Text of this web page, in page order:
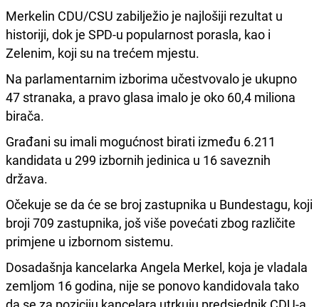
Merkelin CDU/CSU zabilježio je najlošiji rezultat u
historiji, dok je SPD-u popularnost porasla, kao i
Zelenim, koji su na trećem mjestu.
Na parlamentarnim izborima učestvovalo je ukupno
47 stranaka, a pravo glasa imalo je oko 60,4 miliona
birača.
Građani su imali mogućnost birati između 6.211
kandidata u 299 izbornih jedinica u 16 saveznih
država.
Očekuje se da će se broj zastupnika u Bundestagu, koji
broji 709 zastupnika, još više povećati zbog različite
primjene u izbornom sistemu.
Dosadašnja kancelarka Angela Merkel, koja je vladala
zemljom 16 godina, nije se ponovo kandidovala tako